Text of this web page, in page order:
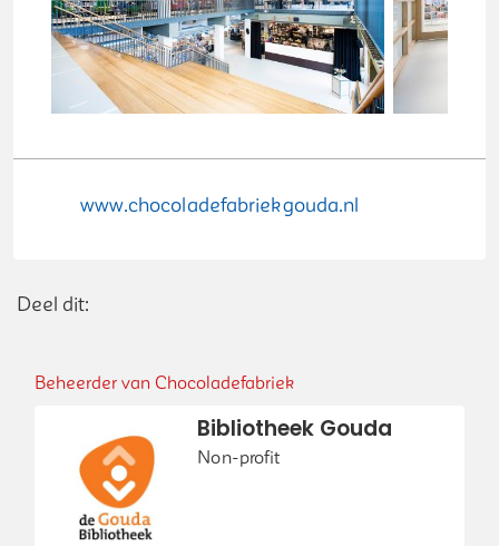
www.chocoladefabriekgouda.nl
Deel dit:
Beheerder van Chocoladefabriek
Bibliotheek Gouda
Non-profit